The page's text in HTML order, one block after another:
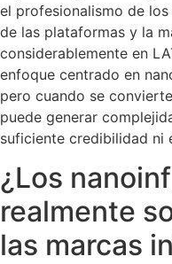
el profesionalismo de
de las plataformas y la
considerablemente en
enfoque centrado en
pero cuando se
puede generar
suficiente credibilidad ni
¿Los
realmente
las marcas